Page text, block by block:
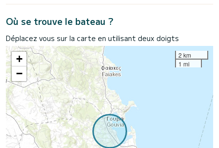
Où se trouve le bateau ?
Déplacez vous sur la carte en utilisant deux doigts
+
−
2 km
1 mi